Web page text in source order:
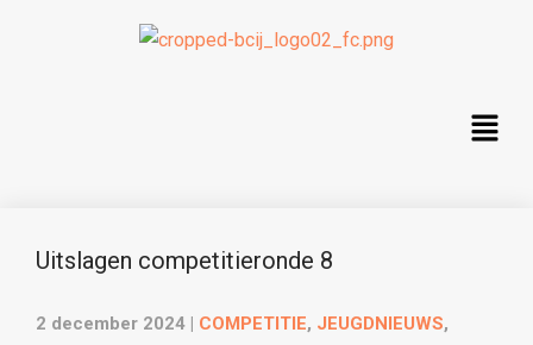
Uitslagen competitieronde 8
2 december 2024 COMPETITIE, JEUGDNIEUWS,